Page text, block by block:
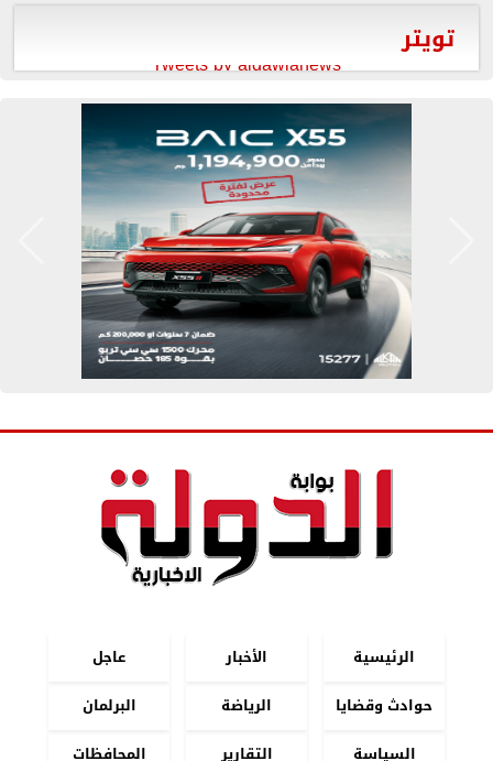
تويتر
Tweets by aldawlanews
الرئيسية الأخبار
عاجل
حوادث وقضايا
الرياضة
البرلمان
السياسة
التقارير المحافظات